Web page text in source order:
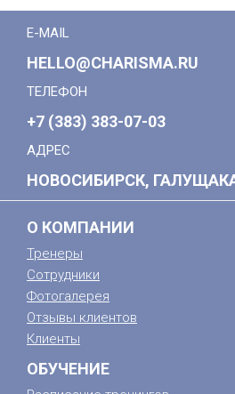
E-MAIL
HELLO@CHARISMA.RU
ТЕЛЕФОН
+7 (383) 383-07-03
АДРЕС
НОВОСИБИРСК,
О КОМПАНИИ
Тренеры
Сотрудники
Фотогалерея
Отзывы клиентов
Клиенты
ОБУЧЕНИЕ